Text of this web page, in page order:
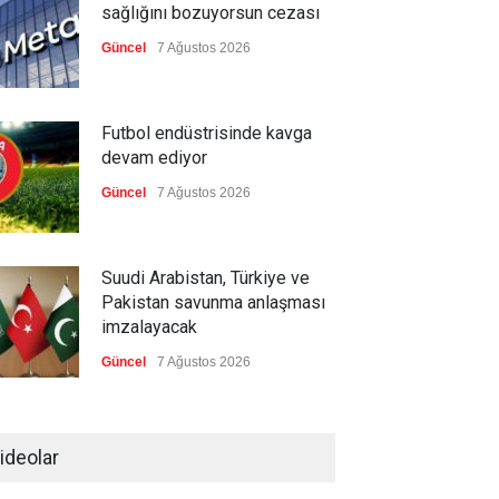
sağlığını bozuyorsun cezası
Güncel 7 Ağustos 2026
Futbol endüstrisinde kavga
devam ediyor
Güncel 7 Ağustos 2026
Suudi Arabistan, Türkiye ve
Pakistan savunma anlaşması
imzalayacak
Güncel 7 Ağustos 2026